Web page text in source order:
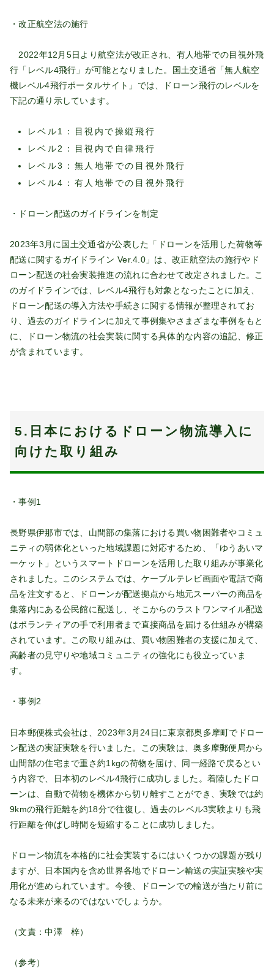
・改正航空法の施行
2022年12月5日より航空法が改正され、有人地帯での目視外飛
行「レベル4飛行」が可能となりました。国土交通省「無人航空
機レベル4飛行ポータルサイト」では、ドローン飛行のレベルを
下記の通り示しています。
レベル1：目視内で操縦飛行
レベル2：目視内で自律飛行
レベル3：無人地帯での目視外飛行
レベル4：有人地帯での目視外飛行
・ドローン配送のガイドラインを制定
2023年3月に国土交通省が公表した「ドローンを活用した荷物等
配送に関するガイドライン Ver.4.0」は、改正航空法の施行やド
ローン配送の社会実装推進の流れに合わせて改定されました。こ
のガイドラインでは、レベル4飛行も対象となったことに加え、
ドローン配送の導入方法や手続きに関する情報が整理されてお
り、過去のガイドラインに加えて事例集やさまざまな事例をもと
に、ドローン物流の社会実装に関する具体的な内容の追記、修正
が含まれています。
5.日本におけるドローン物流導入に
向けた取り組み
・事例1
長野県伊那市では、山間部の集落における買い物困難者やコミュ
ニティの弱体化といった地域課題に対応するため、「ゆうあいマ
ーケット」というスマートドローンを活用した取り組みが事業化
されました。このシステムでは、ケーブルテレビ画面や電話で商
品を注文すると、ドローンが配送拠点から地元スーパーの商品を
集落内にある公民館に配送し、そこからのラストワンマイル配送
はボランティアの手で利用者まで直接商品を届ける仕組みが構築
されています。この取り組みは、買い物困難者の支援に加えて、
高齢者の見守りや地域コミュニティの強化にも役立っていま
す。
・事例2
日本郵便株式会社は、2023年3月24日に東京都奥多摩町でドロー
ン配送の実証実験を行いました。この実験は、奥多摩郵便局から
山間部の住宅まで重さ約1kgの荷物を届け、同一経路で戻るとい
う内容で、日本初のレベル4飛行に成功しました。着陸したドロ
ーンは、自動で荷物を機体から切り離すことができ、実験では約
9kmの飛行距離を約18分で往復し、過去のレベル3実験よりも飛
行距離を伸ばし時間を短縮することに成功しました。
ドローン物流を本格的に社会実装するにはいくつかの課題が残り
ますが、日本国内を含め世界各地でドローン輸送の実証実験や実
用化が進められています。今後、ドローンでの輸送が当たり前に
なる未来が来るのではないでしょうか。
（文責：中澤 梓）
（参考）